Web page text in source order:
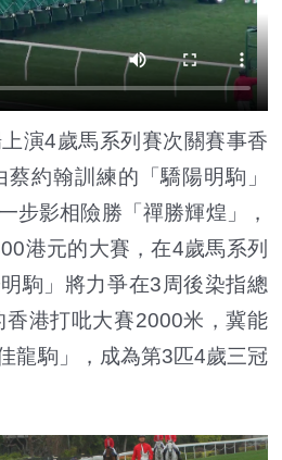
演4歲馬系列賽次關賽事香
約翰訓練的「驕陽明駒」
步影相險勝「禪勝輝煌」，
港元的大賽，在4歲馬系列
駒」將力爭在3周後染指總
港打吡大賽2000米，冀能
龍駒」，成為第3匹4歲三冠